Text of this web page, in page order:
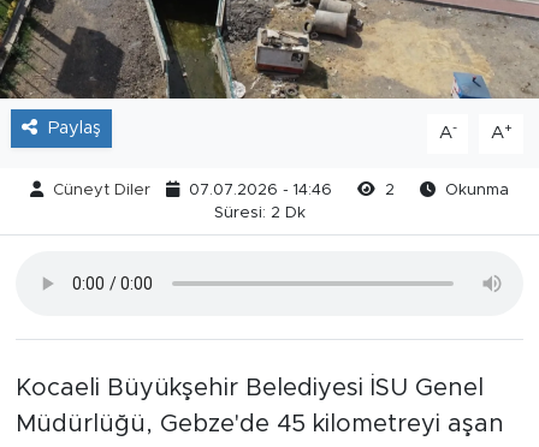
Paylaş A- A+
Cüneyt Diler 07.07.2026 - 14:46 2
Okunma
Süresi: 2 Dk
Kocaeli Büyükşehir Belediyesi İSU Genel
Müdürlüğü, Gebze'de 45 kilometreyi aşan